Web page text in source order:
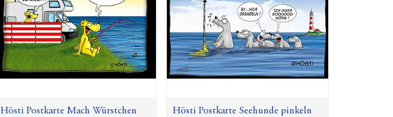
Hösti Postkarte Mach Würstchen
Hösti Postkarte Seehunde pinkeln